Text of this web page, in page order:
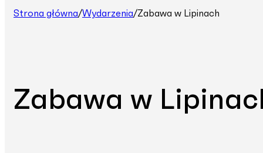
Strona główna/Wydarzenia/Zabawa w Lipinach
Zabawa w